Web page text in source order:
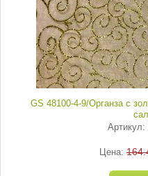
GS 48100-4-9/Органза с
Артикул:
Цена: